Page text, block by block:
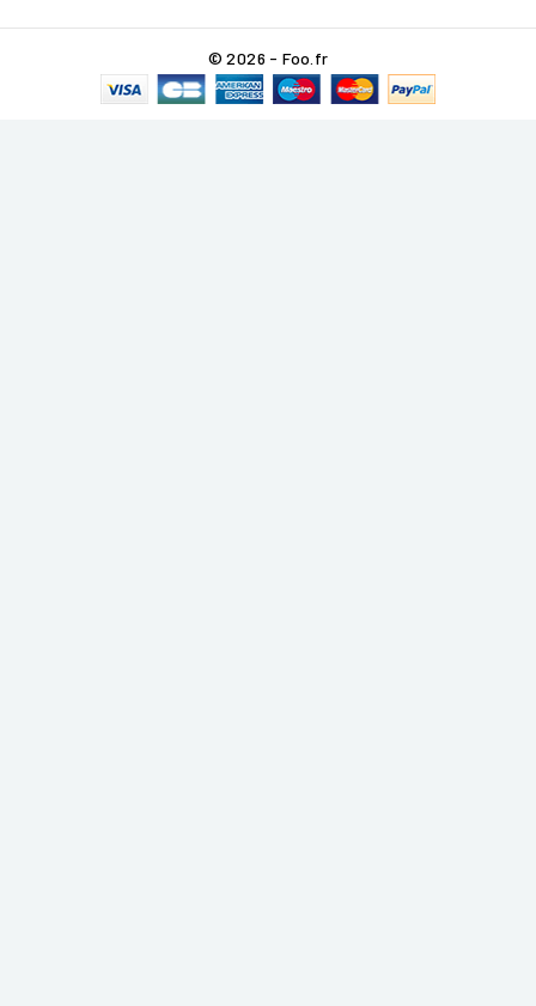
© 2026 - Foo.fr